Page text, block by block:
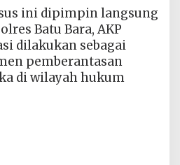
ini dipimpin langsung
Batu Bara, AKP
dilakukan sebagai
pemberantasan
di wilayah hukum